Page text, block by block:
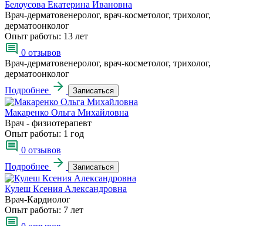
Белоусова Екатерина Ивановна
Врач-дерматовенеролог, врач-косметолог, трихолог,
дерматоонколог
Опыт работы: 13 лет
0 отзывов
Врач-дерматовенеролог, врач-косметолог, трихолог,
дерматоонколог
Подробнее
Записаться
Макаренко Ольга Михайловна
Врач - физиотерапевт
Опыт работы: 1 год
0 отзывов
Подробнее
Записаться
Кулеш Ксения Александровна
Врач-Кардиолог
Опыт работы: 7 лет